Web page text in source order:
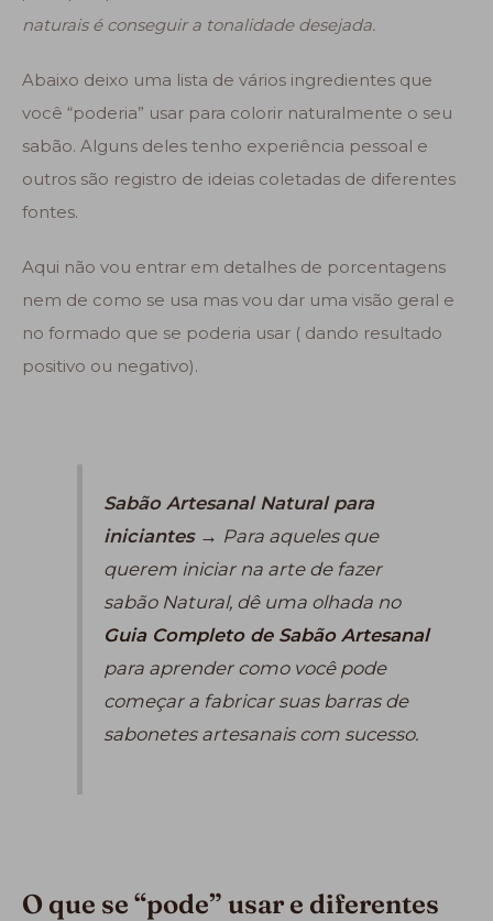
naturais é conseguir a tonalidade desejada.
Abaixo deixo uma lista de vários ingredientes que
você “poderia” usar para colorir naturalmente o seu
sabão. Alguns deles tenho experiência pessoal e
outros são registro de ideias coletadas de diferentes
fontes.
Aqui não vou entrar em detalhes de porcentagens
nem de como se usa mas vou dar uma visão geral e
no formado que se poderia usar ( dando resultado
positivo ou negativo).
Sabão Artesanal Natural para
iniciantes → Para aqueles que
querem iniciar na arte de fazer
sabão Natural, dê uma olhada no
Guia Completo de Sabão Artesanal
para aprender como você pode
começar a fabricar suas barras de
sabonetes artesanais com sucesso.
O que se “pode” usar e diferentes